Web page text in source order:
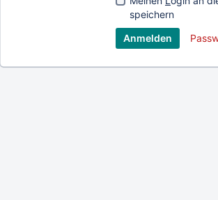
speichern